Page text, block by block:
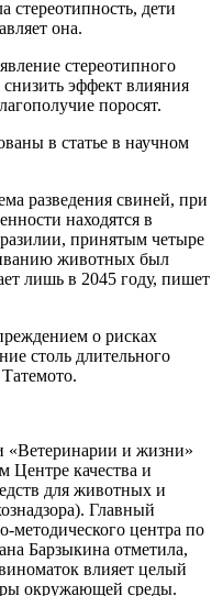
стереотипность, дети
она.
стереотипного
эффект влияния
поросят.
в статье в научном
разведения свиней, при
находятся в
принятым четыре
животных был
лишь в 2045 году, пишет
о рисках
столь длительного
«Ветеринарии и жизни»
Центре качества и
для животных и
Главный
методического центра по
Барзыкина отметила,
влияет целый
окружающей среды.